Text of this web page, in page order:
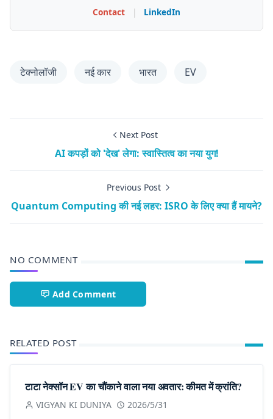
Contact | LinkedIn
टेक्नोलॉजी नई कार भारत EV
Next Post
AI कपड़ों को 'देख' लेगा: स्वास्तित्व का नया युग!
Previous Post
Quantum Computing की नई लहर: ISRO के लिए क्या हैं मायने?
NO COMMENT
Add Comment
RELATED POST
टाटा नेक्सॉन EV का चौंकाने वाला नया अवतार: कीमत में क्रांति?
VIGYAN KI DUNIYA 2026/5/31